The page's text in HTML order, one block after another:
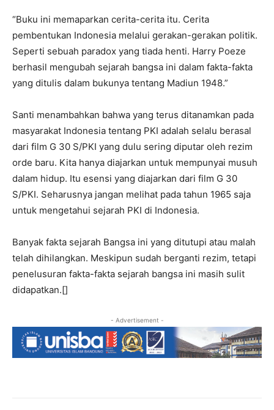
“Buku ini memaparkan cerita-cerita itu. Cerita
pembentukan Indonesia melalui gerakan-gerakan politik.
Seperti sebuah paradox yang tiada henti. Harry Poeze
berhasil mengubah sejarah bangsa ini dalam fakta-fakta
yang ditulis dalam bukunya tentang Madiun 1948.”
Santi menambahkan bahwa yang terus ditanamkan pada
masyarakat Indonesia tentang PKI adalah selalu berasal
dari film G 30 S/PKI yang dulu sering diputar oleh rezim
orde baru. Kita hanya diajarkan untuk mempunyai musuh
dalam hidup. Itu esensi yang diajarkan dari film G 30
S/PKI. Seharusnya jangan melihat pada tahun 1965 saja
untuk mengetahui sejarah PKI di Indonesia.
Banyak fakta sejarah Bangsa ini yang ditutupi atau malah
telah dihilangkan. Meskipun sudah berganti rezim, tetapi
penelusuran fakta-fakta sejarah bangsa ini masih sulit
didapatkan.[]
- Advertisement -